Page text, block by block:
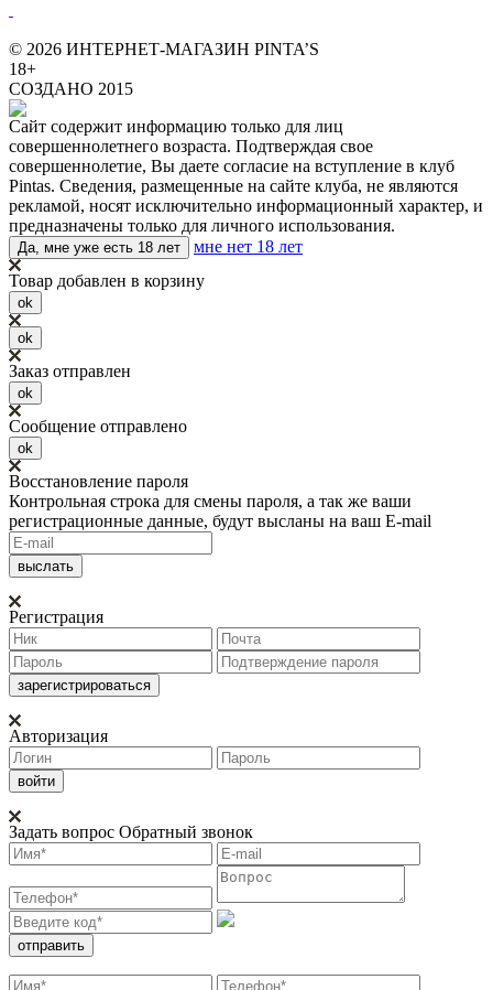
© 2026 ИНТЕРНЕТ-МАГАЗИН PINTA’S
18+
СОЗДАНО 2015
Сайт содержит информацию только для лиц
совершеннолетнего возраста. Подтверждая свое
совершеннолетие, Вы даете согласие на вступление в клуб
Pintas. Сведения, размещенные на сайте клуба, не являются
рекламой, носят исключительно информационный характер, и
предназначены только для личного использования.
Да, мне уже есть 18 лет
мне нет 18 лет
Товар добавлен в корзину
ok
ok
Заказ отправлен
ok
Сообщение отправлено
ok
Восстановление пароля
Контрольная строка для смены пароля, а так же ваши
регистрационные данные, будут высланы на ваш E-mail
Регистрация
Авторизация
Задать вопрос Обратный звонок